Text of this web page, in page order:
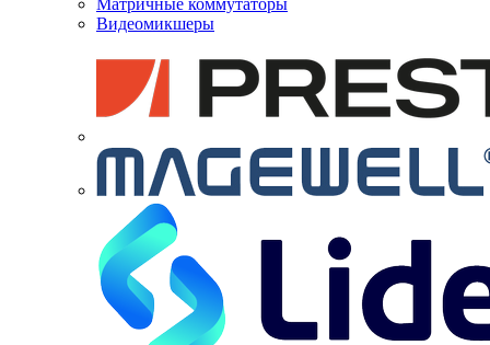
Матричные коммутаторы
Видеомикшеры